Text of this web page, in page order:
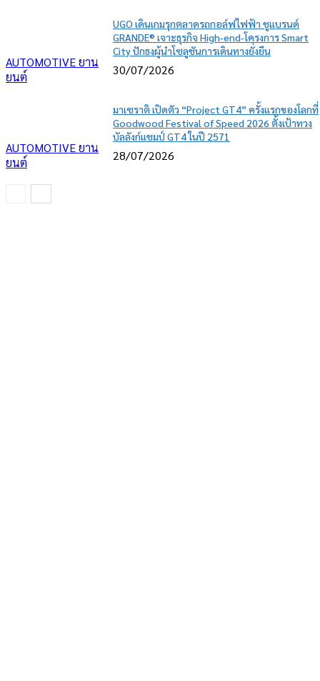
AUTOMOTIVE ยาน
ยนต์
UGO เดินเกมรุกตลาดรถกอล์ฟไฟฟ้า ชูแบรนด์
GRANDE® เจาะธุรกิจ High-end-โครงการ Smart
City ปักธงผู้นำโซลูชันการเดินทางยั่งยืน
30/07/2026
AUTOMOTIVE ยาน
ยนต์
มาเซราติ เปิดตัว “Project GT4” ครั้งแรกของโลกที่
Goodwood Festival of Speed 2026 ตั้งเป้าทวง
บัลลังก์แชมป์ GT4 ในปี 2571
28/07/2026